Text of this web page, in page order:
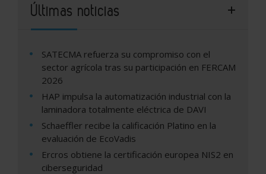
Últimas noticias
SATECMA refuerza su compromiso con el
sector agrícola tras su participación en FERCAM
2026
HAP impulsa la automatización industrial con la
laminadora totalmente eléctrica de DAVI
Schaeffler recibe la calificación Platino en la
evaluación de EcoVadis
Ercros obtiene la certificación europea NIS2 en
ciberseguridad